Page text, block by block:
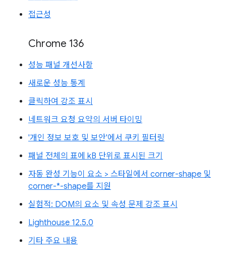
접근성
Chrome 136
성능 패널 개선사항
새로운 성능 통계
클릭하여 강조 표시
네트워크 요청 요약의 서버 타이밍
'개인 정보 보호 및 보안'에서 쿠키 필터링
패널 전체의 표에 kB 단위로 표시된 크기
자동 완성 기능이 요소 > 스타일에서 corner-shape 및
corner-*-shape를 지원
실험적: DOM의 요소 및 속성 문제 강조 표시
Lighthouse 12.5.0
기타 주요 내용